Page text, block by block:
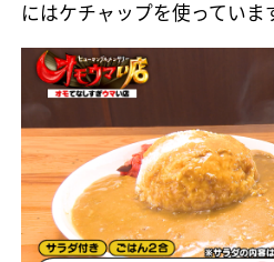
にはケチャップを使っていま